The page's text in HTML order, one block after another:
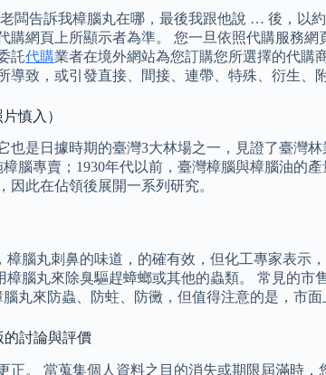
闆告訴我樟腦丸在哪，最後我跟他說 … 後，以
網頁上所顯示者為準。 您一旦依照代購服務
託代購業者在境外網站為您訂購您所選擇的代購
致，或引發直接、間接、連帶、特殊、衍生、
慎入）
是日據時期的臺灣3大林場之一，見證了臺灣
腦專賣；1930年代以前，臺灣樟腦與樟腦油的
此在佔領後展開一系列研究。
腦丸刺鼻的味道，的確有效，但化工專家表示
腦丸來除臭驅趕蟑螂或其他的蟲類。 常見的市
丸來防蟲、防蛀、防黴，但值得注意的是，市
的討論與評價
。 當蒐集個人資料之目的消失或期限屆滿時